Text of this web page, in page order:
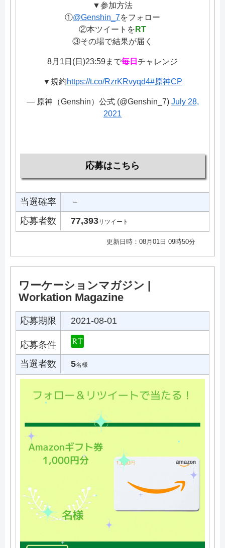
▼参加方法
①@Genshin_7をフォロー
②本ツイートを RT
③その場で結果が届く
8月1日(日)23:59まで毎日 チャレンジ
▼規約https://t.co/RzrKRvyqd4#原神CP
— 原神（Genshin）公式 (@Genshin_7) July 28,
2021
応募はこちら
当選確率
－
応募者数
77,393リツイート
更新日時：08月01日 09時50分
ワーケーションマガジン |
Workation Magazine
応募期限 2021-08-01
応募条件
当選者数
5名様